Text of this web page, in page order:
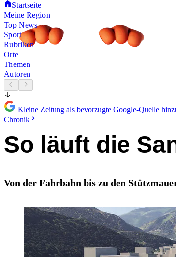
Startseite
Meine Region
Top News
Sport
Rubriken
Orte
Themen
Autoren
Kleine Zeitung als bevorzugte Google-Quelle
Chronik
So läuft die
Von der Fahrbahn bis zu den